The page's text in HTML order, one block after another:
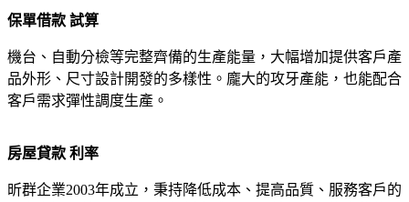
保單借款 試算
機台、自動分檢等完整齊備的生產能量，大幅增加提供客戶產
品外形、尺寸設計開發的多樣性。龐大的攻牙產能，也能配合
客戶需求彈性調度生產。
房屋貸款 利率
昕群企業2003年成立，秉持降低成本、提高品質、服務客戶的